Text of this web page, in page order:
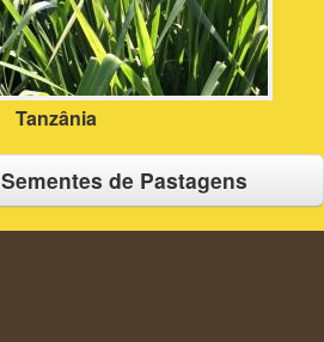
Tanzânia
Sementes de Pastagens